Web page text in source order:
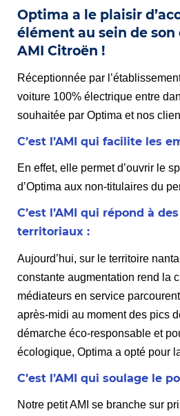
Optima a le plaisir
élément au sein de
AMI Citroën !
Réceptionnée par
voiture 100% électrique entre
souhaitée par Optima et nos
C’est l’AMI qui facilite les
En effet, elle permet d’ouvrir le
d’Optima aux non-titulaires du
C’est l’AMI qui répond à
territoriaux :
Aujourd’hui, sur le territoire
constante augmentation rend la
médiateurs en service
après-midi au moment des pics
démarche éco-responsable et
écologique, Optima a opté pour
C’est l’AMI qui soulage le
Notre petit AMI se branche sur